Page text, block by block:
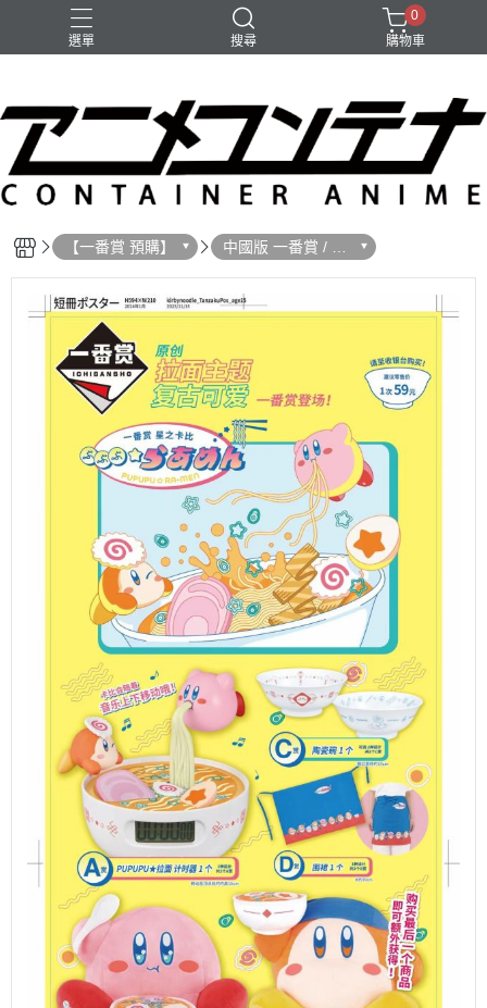
選單 搜尋
0
購物車
【一番賞 預購】
中國版 一番賞 / 預
購